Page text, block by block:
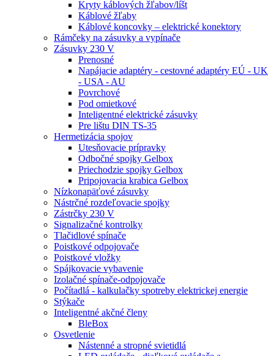
Kryty káblových žľabov/líšt
Káblové žľaby
Káblové koncovky – elektrické konektory
Rámčeky na zásuvky a vypínače
Zásuvky 230 V
Prenosné
Napájacie adaptéry - cestovné adaptéry EÚ - UK
- USA - AU
Povrchové
Pod omietkové
Inteligentné elektrické zásuvky
Pre lištu DIN TS-35
Hermetizácia spojov
Utesňovacie prípravky
Odbočné spojky Gelbox
Priechodzie spojky Gelbox
Pripojovacia krabica Gelbox
Nízkonapäťové zásuvky
Nástrčné rozdeľovacie spojky
Zástrčky 230 V
Signalizačné kontrolky
Tlačidlové spínače
Poistkové odpojovače
Poistkové vložky
Spájkovacie vybavenie
Izolačné spínače-odpojovače
Počítadlá - kalkulačky spotreby elektrickej energie
Stýkače
Inteligentné akčné členy
BleBox
Osvetlenie
Nástenné a stropné svietidlá